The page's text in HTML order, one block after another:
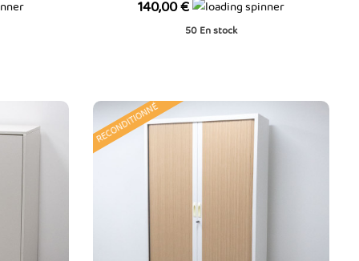
Prix
140,00 €
50 En stock
RECONDITIONNÉ